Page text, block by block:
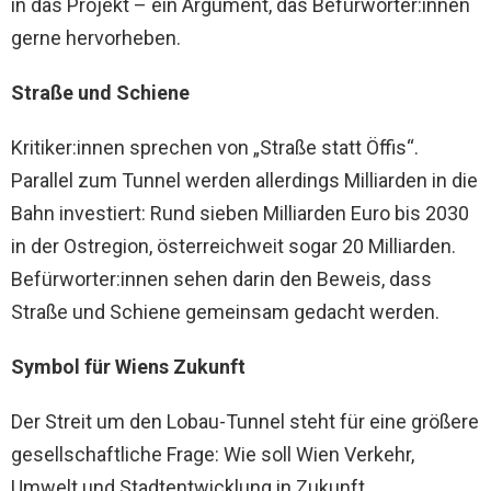
in das Projekt – ein Argument, das Befürworter:innen
gerne hervorheben.
Straße und Schiene
Kritiker:innen sprechen von „Straße statt Öffis“.
Parallel zum Tunnel werden allerdings Milliarden in die
Bahn investiert: Rund sieben Milliarden Euro bis 2030
in der Ostregion, österreichweit sogar 20 Milliarden.
Befürworter:innen sehen darin den Beweis, dass
Straße und Schiene gemeinsam gedacht werden.
Symbol für Wiens Zukunft
Der Streit um den Lobau-Tunnel steht für eine größere
gesellschaftliche Frage: Wie soll Wien Verkehr,